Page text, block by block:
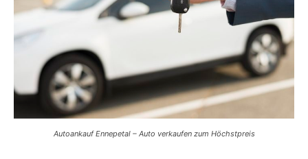
Autoankauf Ennepetal – Auto verkaufen zum Höchstpreis